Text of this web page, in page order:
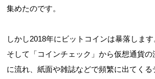
集めたのです。
しかし2018年にビットコインは暴落します
そして「コインチェック」から仮想通貨の
に流れ、紙面や雑誌などで頻繁に出てくる